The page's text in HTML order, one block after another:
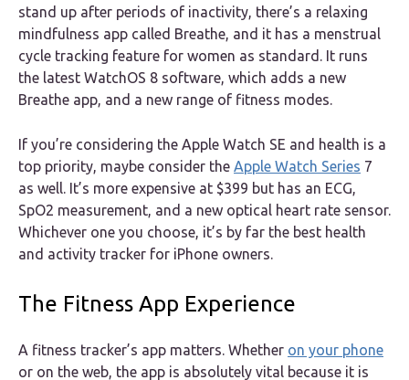
stand up after periods of inactivity, there’s a relaxing
mindfulness app called Breathe, and it has a menstrual
cycle tracking feature for women as standard. It runs
the latest WatchOS 8 software, which adds a new
Breathe app, and a new range of fitness modes.
If you’re considering the Apple Watch SE and health is a
top priority, maybe consider the Apple Watch Series 7
as well. It’s more expensive at $399 but has an ECG,
SpO2 measurement, and a new optical heart rate sensor.
Whichever one you choose, it’s by far the best health
and activity tracker for iPhone owners.
The Fitness App Experience
A fitness tracker’s app matters. Whether on your phone
or on the web, the app is absolutely vital because it is